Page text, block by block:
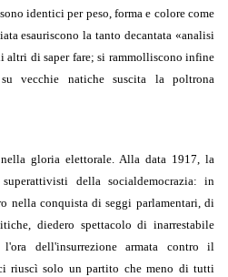
identici per peso, forma e colore come
esauriscono la tanto decantata «analisi
altri di saper fare; si rammolliscono infine
vecchie natiche suscita la poltrona
gloria elettorale. Alla data 1917, la
della socialdemocrazia: in
nella conquista di seggi parlamentari, di
diedero spettacolo di inarrestabile
dell'insurrezione armata contro il
riuscì solo un partito che meno di tutti